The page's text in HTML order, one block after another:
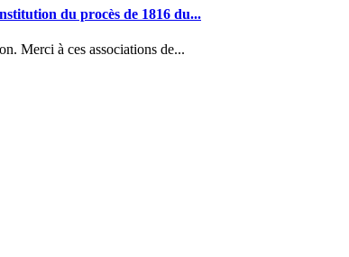
du procès de 1816 du...
Merci à ces associations de...